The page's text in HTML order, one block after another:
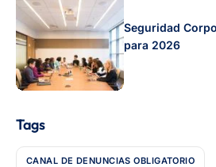
Seguridad
para 2026
Tags
CANAL DE DENUNCIAS OBLIGATORIO